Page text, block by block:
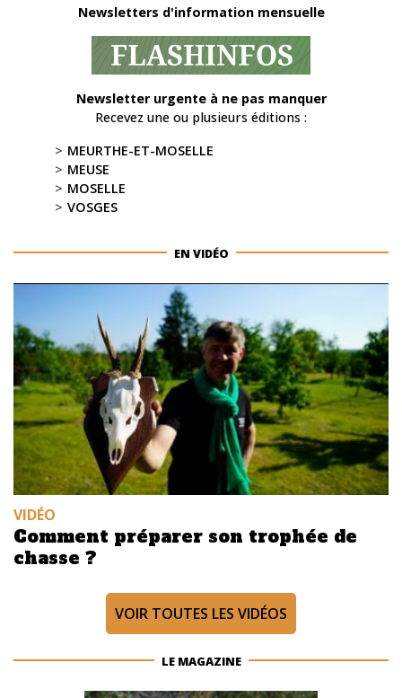
Newsletters d'information mensuelle
Newsletter urgente à ne pas manquer
Recevez une ou plusieurs éditions :
MEURTHE-ET-MOSELLE
MEUSE
MOSELLE
VOSGES
EN VIDÉO
VIDÉO
Comment préparer son trophée de
chasse ?
VOIR TOUTES LES VIDÉOS
LE MAGAZINE